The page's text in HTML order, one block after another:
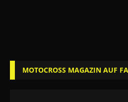
MOTOCROSS MAGAZIN AUF